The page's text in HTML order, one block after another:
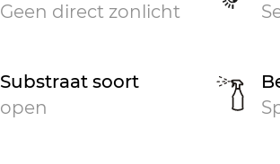
Geen direct zonlicht
Substraat soort
open